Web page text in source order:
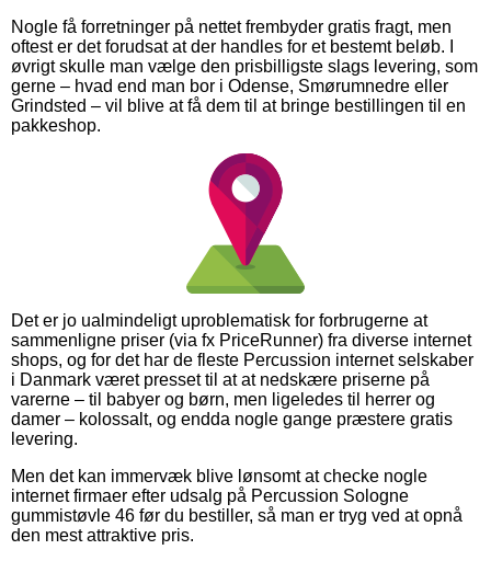
Nogle få forretninger på nettet frembyder gratis fragt, men
oftest er det forudsat at der handles for et bestemt beløb. I
øvrigt skulle man vælge den prisbilligste slags levering, som
gerne – hvad end man bor i Odense, Smørumnedre eller
Grindsted – vil blive at få dem til at bringe bestillingen til en
pakkeshop.
Det er jo ualmindeligt uproblematisk for forbrugerne at
sammenligne priser (via fx PriceRunner) fra diverse internet
shops, og for det har de fleste Percussion internet selskaber
i Danmark været presset til at at nedskære priserne på
varerne – til babyer og børn, men ligeledes til herrer og
damer – kolossalt, og endda nogle gange præstere gratis
levering.
Men det kan immervæk blive lønsomt at checke nogle
internet firmaer efter udsalg på Percussion Sologne
gummistøvle 46 før du bestiller, så man er tryg ved at opnå
den mest attraktive pris.